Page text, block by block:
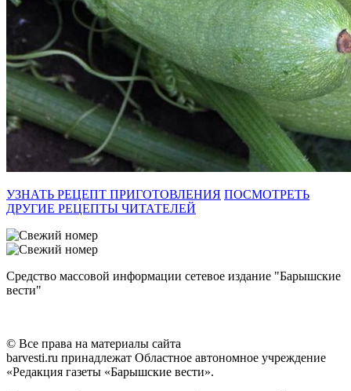
УЗНАТЬ РЕЦЕПТ ПРИГОТОВЛЕНИЯ ПОСМОТРЕТЬ
ДРУГИЕ РЕЦЕПТЫ ЧИТАТЕЛЕЙ
Средство массовой информации сетевое издание "Барышские
вести"
© Все права на материалы сайта
barvesti.ru принадлежат Областное автономное учреждение
«Редакция газеты «Барышские вести».